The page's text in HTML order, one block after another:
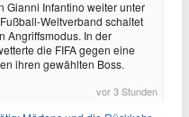
Gianni Infantino weiter unter
Weltverband schaltet
Angriffsmodus. In der
die FIFA gegen eine
ihren gewählten Boss.
vor 3 Stunden